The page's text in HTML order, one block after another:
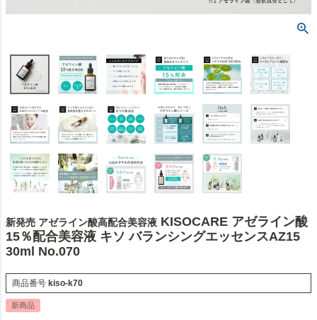
新発売 アゼライン酸高配合美容液 KISOCARE アゼライン酸
15％配合美容液 キソ バランシングエッセンスAZ15
30ml No.070
商品番号 kiso-k70
新商品